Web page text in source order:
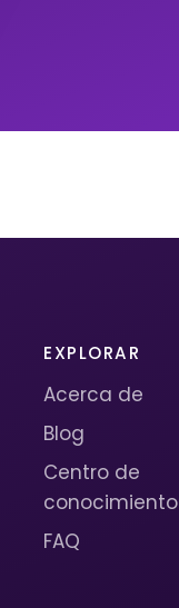
EXPLORAR
Acerca de
Blog
Centro de
conocimiento
FAQ